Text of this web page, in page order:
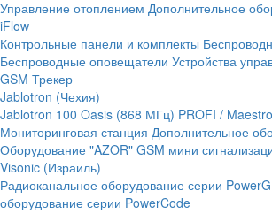
Управление отоплением Дополнительное
iFlow
Контрольные панели и комплекты
Беспроводные оповещатели Устройства
GSM Трекер
Jablotron (Чехия)
Jablotron 100 Oasis (868 МГц) PROFI /
Мониторинговая станция Дополнительное
Оборудование "AZOR" GSM мини
Visonic (Израиль)
Радиоканальное оборудование серии PowerG
оборудование серии PowerCode